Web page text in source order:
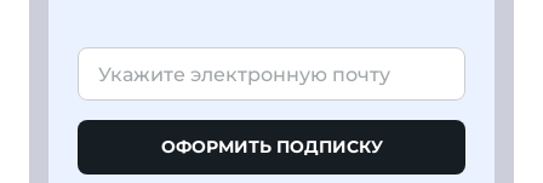
ОФОРМИТЬ ПОДПИСКУ